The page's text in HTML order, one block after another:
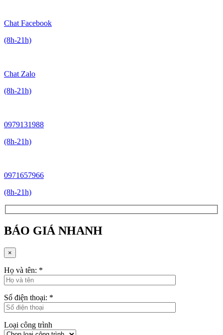
Chat Facebook
(8h-21h)
Chat Zalo
(8h-21h)
0979131988
(8h-21h)
0971657966
(8h-21h)
BÁO GIÁ NHANH
×
Họ và tên: *
Số điện thoại: *
Loại công trình